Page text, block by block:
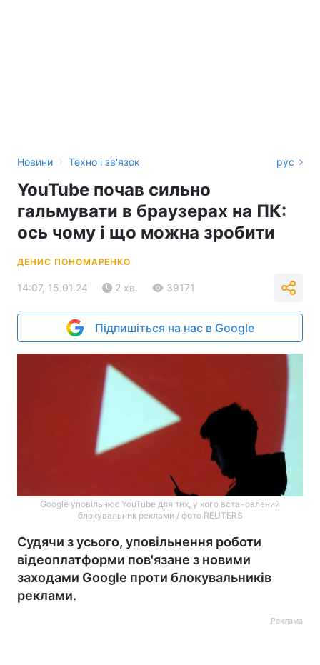
Новини › Техно і зв'язок рус
YouTube почав сильно
гальмувати в браузерах на ПК:
ось чому і що можна зробити
ДЕНИС ПОНОМАРЕНКО
14:07, 15.01.24 2 хв. 39171
Підпишіться на нас в Google
Google уповільнює YouTube для тих, у кого встановлений
блокувальник реклами / фото REUTERS
Судячи з усього, уповільнення роботи
відеоплатформи пов'язане з новими
заходами Google проти блокувальників
реклами.
Реклама